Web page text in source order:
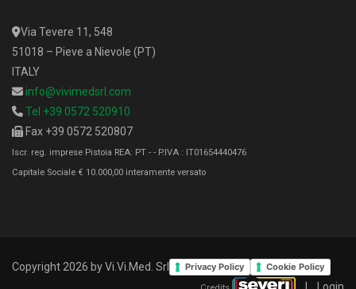
Via Tevere 11, 548
51018 – Pieve a Nievole (PT)
ITALY
info@vivimedsrl.com
Tel +39 0572 520910
Fax +39 0572 520807
Iscr. reg. imprese Pistoia REA: PT - - P.IVA : IT01654440476
Capitale Sociale € 10.000,00 interamente versato
Copyright 2026 by Vi.Vi.Med. Srl Privacy Policy Cookie Policy
| Login